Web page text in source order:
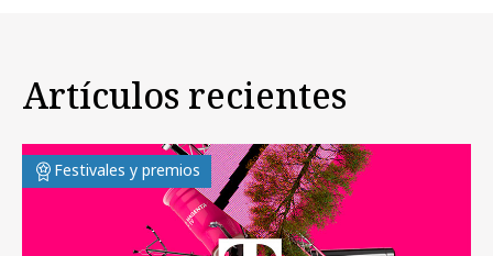
Artículos recientes
Festivales y premios